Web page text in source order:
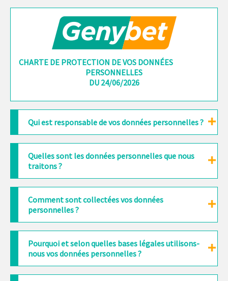
CHARTE DE PROTECTION DE VOS DONNÉES
PERSONNELLES
DU 24/06/2026
Qui est responsable de vos données personnelles ?
Quelles sont les données personnelles que nous
traitons ?
Comment sont collectées vos données
personnelles ?
Pourquoi et selon quelles bases légales utilisons-
nous vos données personnelles ?